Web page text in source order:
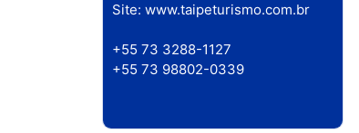
Site: www.taipeturismo.com.br
+55 73 3288-1127
+55 73 98802-0339